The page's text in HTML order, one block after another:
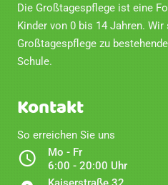
Die Großtagespflege ist eine
Kinder von 0 bis 14 Jahren.
Großtagespflege zu
Schule.
Kontakt
So erreichen Sie uns
Mo - Fr
6:00 - 20:00 Uhr